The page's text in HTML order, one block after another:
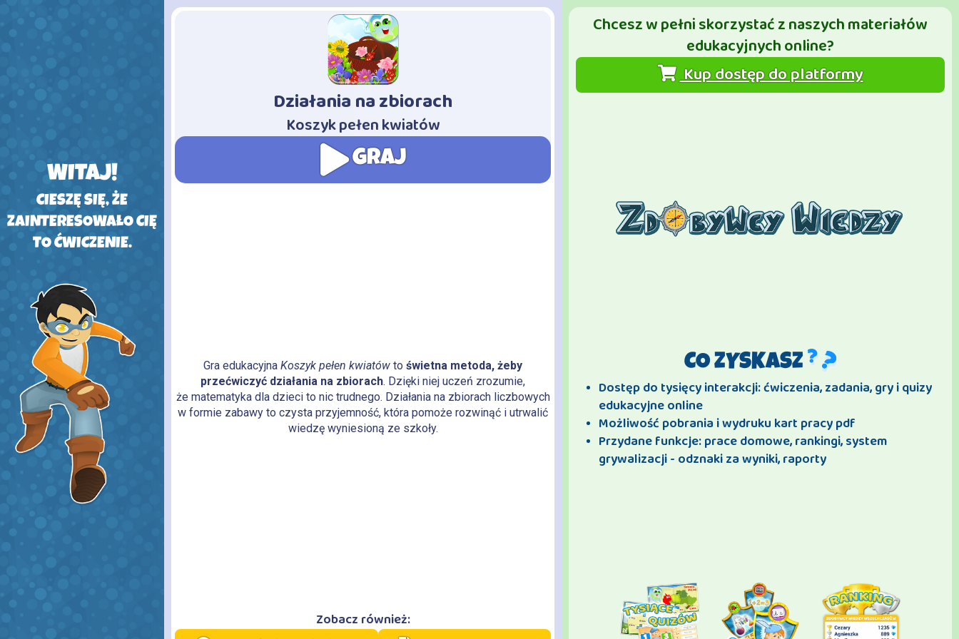
WITAJ!
CIESZĘ SIĘ, ŻE
ZAINTERESOWAŁO CIĘ
TO ĆWICZENIE.
Działania na zbiorach
-Koszyk pełen kwiatów
GRAJ
Gra edukacyjna Koszyk pełen kwiatów to świetna metoda, żeby
przećwiczyć działania na zbiorach. Dzięki niej uczeń zrozumie,
że matematyka dla dzieci to nic trudnego. Działania na zbiorach liczbowych
w formie zabawy to czysta przyjemność, która pomoże rozwinąć i utrwalić
wiedzę wyniesioną ze szkoły.
Zobacz również:
Chcesz w pełni skorzystać z naszych materiałów
edukacyjnych online?
Kup dostęp do platformy
CO ZYSKASZ
Dostęp do tysięcy interakcji: ćwiczenia, zadania, gry i quizy
edukacyjne online
Możliwość pobrania i wydruku kart pracy pdf
Przydane funkcje: prace domowe, rankingi, system
grywalizacji - odznaki za wyniki, raporty